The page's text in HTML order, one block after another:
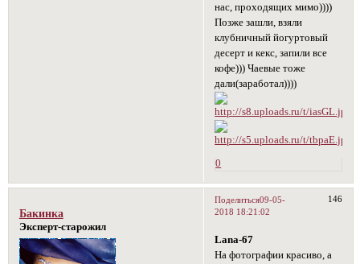
нас, проходящих мимо))))
Позже зашли, взяли
клубничный йогуртовый
десерт и кекс, запили все
кофе))) Чаевые тоже
дали(заработал))))
0
Поделиться 146
09-05-
2018 18:21:02
Бакинка
Эксперт-старожил
Lana-67
На фотографии красиво, а